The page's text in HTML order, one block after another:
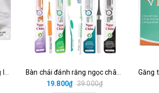
19.800₫ 39.000₫